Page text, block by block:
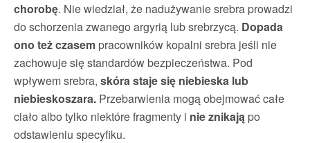
chorobę. Nie wiedział, że nadużywanie srebra prowadzi
do schorzenia zwanego argyrią lub srebrzycą. Dopada
ono też czasem pracowników kopalni srebra jeśli nie
zachowuje się standardów bezpieczeństwa. Pod
wpływem srebra, skóra staje się niebieska lub
niebieskoszara. Przebarwienia mogą obejmować całe
ciało albo tylko niektóre fragmenty i nie znikają po
odstawieniu specyfiku.